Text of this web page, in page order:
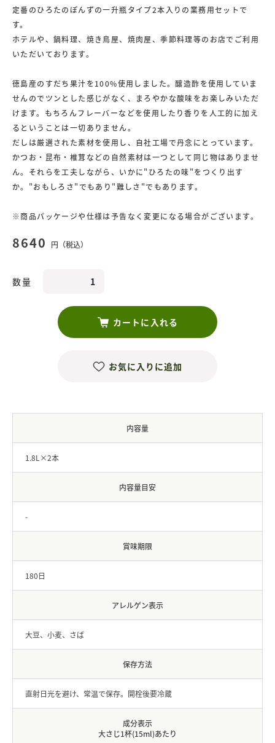
定番のひろたのぽんずの一升瓶タイプ2本入りの業務用セットで
す。
ホテルや、鍋料理、焼き鳥屋、焼肉屋、季節料理等のお店でご利用
いただいております。
徳島産のすだち果汁を100%使用しました。醸造酢を使用していま
せんのでツンとした感じがなく、まろやかな酸味をお楽しみいただ
けます。もちろんフレーバーなどを使用したり香りを人工的に加え
るということは一切ありません。
だしは厳選された素材を使用し、自社工場で丹念にとっています。
かつお・昆布・椎茸などの自然素材は一つとして同じ物はありませ
ん。それらを工夫しながら、いかに"ひろたの味"をつくり出す
か。"おもしろさ"でもあり"難しさ"でもあります。
※商品パッケージや仕様は予告なく変更になる場合がございます。
8640 円（税込）
数量
カートに入れる
お気に入りに追加
内容量
1.8L×2本
内容量目安
-
賞味期限
180日
アレルゲン表示
大豆、小麦、さば
保存方法
直射日光を避け、常温で保存。開栓後要冷蔵
成分表示
大さじ1杯(15ml)あたり